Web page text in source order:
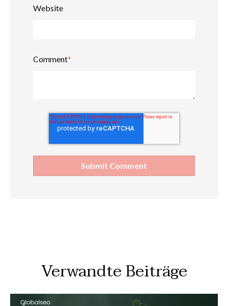
Website
Comment*
Verwandte Beiträge